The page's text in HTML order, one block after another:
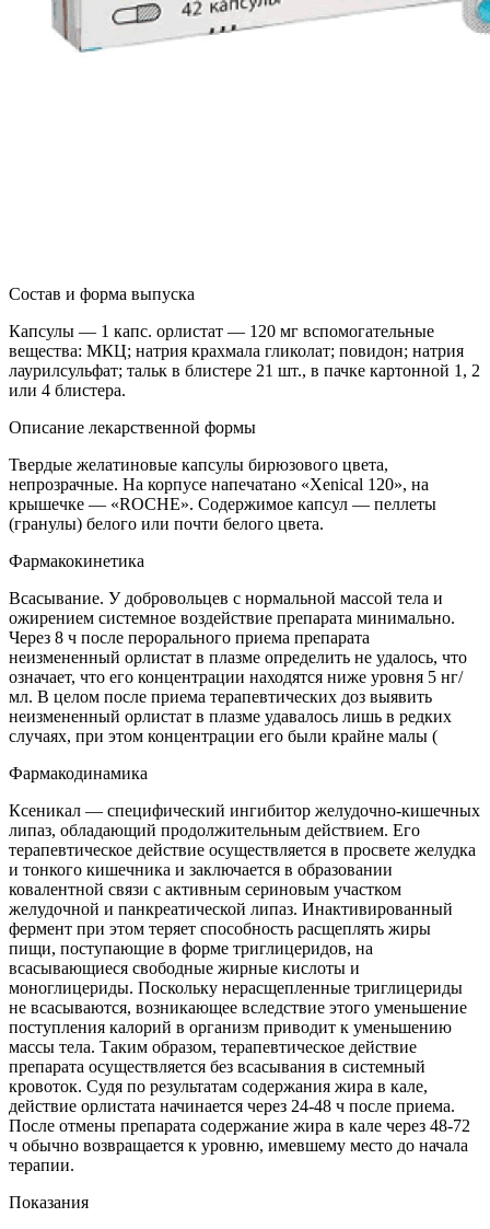
Состав и форма выпуска
Капсулы — 1 капс. орлистат — 120 мг вспомогательные
вещества: МКЦ; натрия крахмала гликолат; повидон; натрия
лаурилсульфат; тальк в блистере 21 шт., в пачке картонной 1, 2
или 4 блистера.
Описание лекарственной формы
Твердые желатиновые капсулы бирюзового цвета,
непрозрачные. На корпусе напечатано «Xenical 120», на
крышечке — «ROCHE». Содержимое капсул — пеллеты
(гранулы) белого или почти белого цвета.
Фармакокинетика
Всасывание. У добровольцев с нормальной массой тела и
ожирением системное воздействие препарата минимально.
Через 8 ч после перорального приема препарата
неизмененный орлистат в плазме определить не удалось, что
означает, что его концентрации находятся ниже уровня 5 нг/
мл. В целом после приема терапевтических доз выявить
неизмененный орлистат в плазме удавалось лишь в редких
случаях, при этом концентрации его были крайне малы (
Фармакодинамика
Ксеникал — специфический ингибитор желудочно-кишечных
липаз, обладающий продолжительным действием. Его
терапевтическое действие осуществляется в просвете желудка
и тонкого кишечника и заключается в образовании
ковалентной связи с активным сериновым участком
желудочной и панкреатической липаз. Инактивированный
фермент при этом теряет способность расщеплять жиры
пищи, поступающие в форме триглицеридов, на
всасывающиеся свободные жирные кислоты и
моноглицериды. Поскольку нерасщепленные триглицериды
не всасываются, возникающее вследствие этого уменьшение
поступления калорий в организм приводит к уменьшению
массы тела. Таким образом, терапевтическое действие
препарата осуществляется без всасывания в системный
кровоток. Судя по результатам содержания жира в кале,
действие орлистата начинается через 24-48 ч после приема.
После отмены препарата содержание жира в кале через 48-72
ч обычно возвращается к уровню, имевшему место до начала
терапии.
Показания